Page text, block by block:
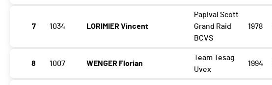
7 1034 LORIMIER Vincent
Papival Scott
Grand Raid
BCVS
1978
8 1007 WENGER Florian
Team Tesag
Uvex
1994